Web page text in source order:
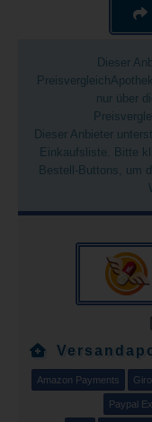
Dieser
nur über
Dieser Anbieter
Einkaufsliste. Bitte
Bestell-Buttons, um
Amazon Payments
Paypal